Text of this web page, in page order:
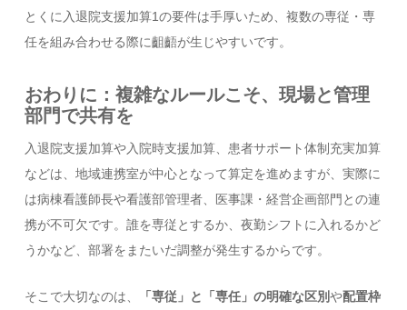
とくに入退院支援加算1の要件は手厚いため、複数の専従・専
任を組み合わせる際に齟齬が生じやすいです。
おわりに：複雑なルールこそ、現場と管理
部門で共有を
入退院支援加算や入院時支援加算、患者サポート体制充実加算
などは、地域連携室が中心となって算定を進めますが、実際に
は病棟看護師長や看護部管理者、医事課・経営企画部門との連
携が不可欠です。誰を専従とするか、夜勤シフトに入れるかど
うかなど、部署をまたいだ調整が発生するからです。
そこで大切なのは、 「専従」と「専任」の明確な区別や配置枠